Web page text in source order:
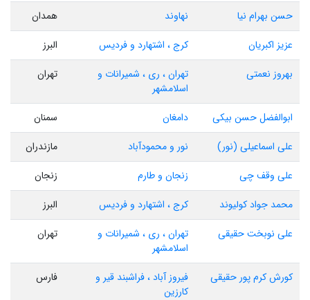
حسن بهرام نیا
نهاوند
همدان
عزیز اکبریان
کرج ، اشتهارد و فردیس
البرز
بهروز نعمتی
تهران ، ری ، شمیرانات و
اسلامشهر
تهران
ابوالفضل حسن بیکی دامغان
سمنان
علی اسماعیلی (نور)
نور و محمودآباد
مازندران
علی وقف چی
زنجان و طارم
زنجان
محمد جواد کولیوند
کرج ، اشتهارد و فردیس
البرز
علی نوبخت حقیقی
تهران ، ری ، شمیرانات و
اسلامشهر
تهران
کورش کرم پور حقیقی
فیروز آباد ، فراشبند قیر و
کارزین
فارس